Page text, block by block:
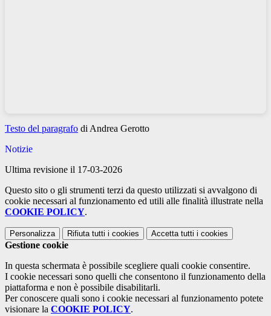
Testo del paragrafo di Andrea Gerotto
Notizie
Ultima revisione il 17-03-2026
Questo sito o gli strumenti terzi da questo utilizzati si avvalgono di
cookie necessari al funzionamento ed utili alle finalità illustrate nella
COOKIE POLICY.
Personalizza Rifiuta tutti i cookies Accetta tutti i cookies
Gestione cookie
In questa schermata è possibile scegliere quali cookie consentire.
I cookie necessari sono quelli che consentono il funzionamento della
piattaforma e non è possibile disabilitarli.
Per conoscere quali sono i cookie necessari al funzionamento potete
visionare la COOKIE POLICY.